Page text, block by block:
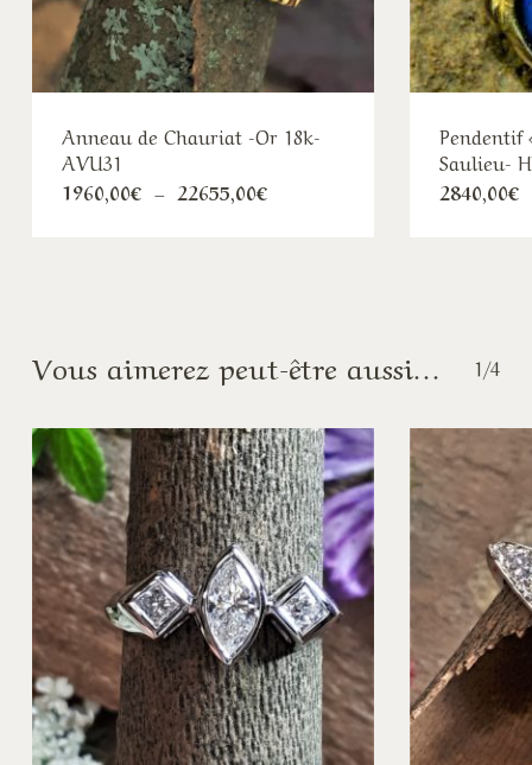
Anneau de Chauriat -Or 18k-
AVU31
1960,00€ – 22655,00€Plage
de
Pendentif
Saulieu-
2840,00€
Vous aimerez peut-être aussi… 1/4